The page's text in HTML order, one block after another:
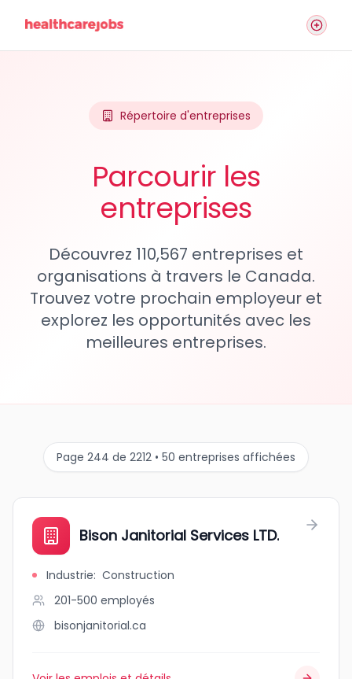
Répertoire d'entreprises
Parcourir les
entreprises
Découvrez 110,567 entreprises et
organisations à travers le Canada.
Trouvez votre prochain employeur et
explorez les opportunités avec les
meilleures entreprises.
Page 244 de 2212 • 50 entreprises affichées
Bison Janitorial Services LTD.
Industrie: Construction
201-500 employés
bisonjanitorial.ca